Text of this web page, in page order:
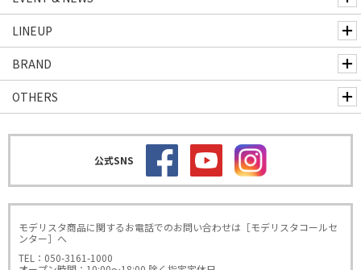
LINEUP
BRAND
OTHERS
公式SNS
モデリスタ商品に関するお電話でのお問い合わせは［モデリスタコールセ
ンター］へ
TEL：050-3161-1000